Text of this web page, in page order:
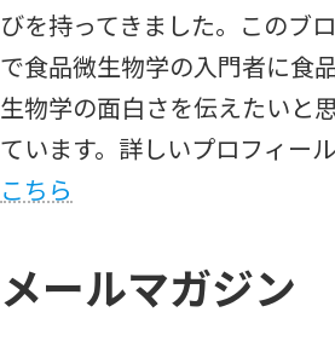
びを持ってきました。このブ
で食品微生物学の入門者に食
生物学の面白さを伝えたいと
ています。詳しいプロフィー
こちら
メールマガジン